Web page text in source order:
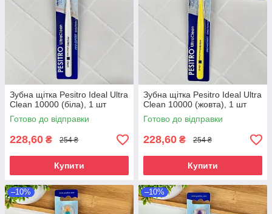
Зубна щітка Pesitro Ideal Ultra
Clean 10000 (біла), 1 шт
Готово до відправки
228,60 ₴ 254 ₴
Купити
Зубна щітка Pesitro Ideal Ultra
Clean 10000 (жовта), 1 шт
Готово до відправки
228,60 ₴ 254 ₴
Купити
–10% –10%